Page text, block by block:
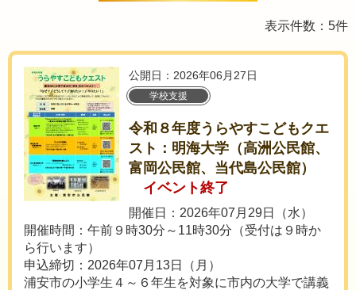
表示件数：5件
公開日：2026年06月27日
学校支援
令和８年度うらやすこどもクエ
スト：明海大学（高洲公民館、
富岡公民館、当代島公民館）
イベント終了
開催日：2026年07月29日（水）
開催時間：午前９時30分～11時30分（受付は９時か
ら行います）
申込締切：2026年07月13日（月）
浦安市の小学生４～６年生を対象に市内の大学で講義